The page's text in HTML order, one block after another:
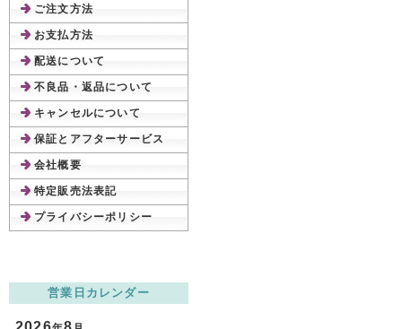
ご注文方法
お支払方法
配送について
不良品・返品について
キャンセルについて
保証とアフターサービス
会社概要
特定販売法表記
プライバシーポリシー
営業日カレンダー